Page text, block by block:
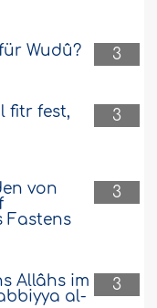
3
Wudû?
3
fitr fest,
3
von
Fastens
3
Allâhs im
al-